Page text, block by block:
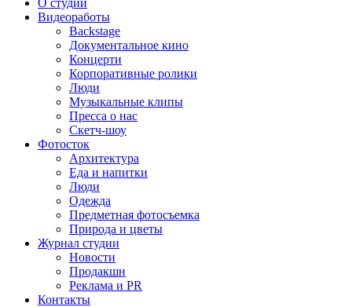
О студии
Видеоработы
Backstage
Документальное кино
Концерти
Корпоративные ролики
Люди
Музыкальные клипы
Пресса о нас
Скетч-шоу
Фотосток
Архитектура
Еда и напитки
Люди
Одежда
Предметная фотосъемка
Природа и цветы
Журнал студии
Новости
Продакшн
Реклама и PR
Контакты